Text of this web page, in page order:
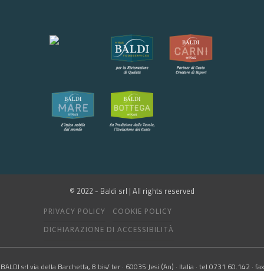
© 2022 - Baldi srl | All rights reserved
PRIVACY POLICY
COOKIE POLICY
DICHIARAZIONE DI ACCESSIBILITÀ
BALDI srl via della Barchetta, 8 bis/ ter · 60035 Jesi (An) · Italia · tel 0731 60.142 · fax